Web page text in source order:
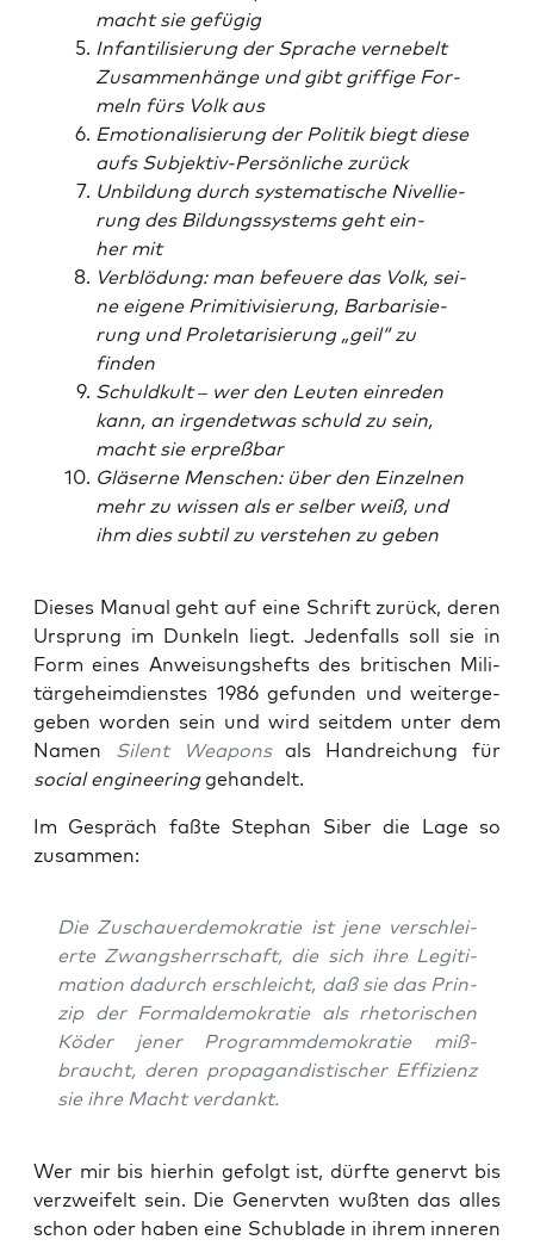
macht sie gefügig
Infan­ti­li­sie­rung der Spra­che ver­ne­belt
Zusam­men­hän­ge und gibt grif­fi­ge For­
meln fürs Volk aus
Emo­tio­na­li­sie­rung der Poli­tik biegt die­se
aufs Sub­jek­tiv-Per­sön­li­che zurück
Unbil­dung durch sys­te­ma­ti­sche Nivel­lie­
rung des Bil­dungs­sys­tems geht ein­
her mit
Ver­blö­dung: man befeue­re das Volk, sei­
ne eige­ne Pri­mi­ti­vi­sie­rung, Bar­ba­ri­sie­
rung und Pro­le­ta­ri­sie­rung „geil“ zu
finden
Schuld­kult – wer den Leu­ten ein­re­den
kann, an irgend­et­was schuld zu sein,
macht sie erpreßbar
Glä­ser­ne Men­schen: über den Ein­zel­nen
mehr zu wis­sen als er sel­ber weiß, und
ihm dies sub­til zu ver­ste­hen zu geben
Die­ses Manu­al geht auf eine Schrift zurück, deren
Ursprung im Dun­keln liegt. Jeden­falls soll sie in
Form eines Anwei­sungs­hefts des bri­ti­schen Mili­
tär­ge­heim­diens­tes 1986 gefun­den und wei­ter­ge­
ge­ben wor­den sein und wird seit­dem unter dem
Namen Silent Wea­ponsals Hand­rei­chung für
social engi­nee­ringgehandelt.
Im Gespräch faß­te Ste­phan Siber die Lage so
zusammen:
Die Zuschau­er­de­mo­kra­tie ist jene ver­schlei­
er­te Zwangs­herr­schaft, die sich ihre Legi­ti­
ma­ti­on dadurch erschleicht, daß sie das Prin­
zip der For­mal­de­mo­kra­tie als rhe­to­ri­schen
Köder jener Pro­gramm­de­mo­kra­tie miß­
braucht, deren pro­pa­gan­dis­ti­scher Effi­zi­enz
sie ihre Macht verdankt.
Wer mir bis hier­hin gefolgt ist, dürf­te genervt bis
ver­zwei­felt sein. Die Generv­ten wuß­ten das alles
schon oder haben eine Schub­la­de in ihrem inne­ren